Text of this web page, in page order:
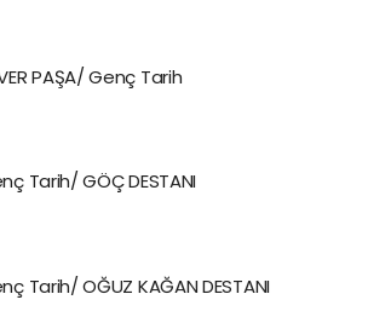
PAŞA/ Genç Tarih
Tarih/ GÖÇ DESTANI
Tarih/ OĞUZ KAĞAN DESTANI